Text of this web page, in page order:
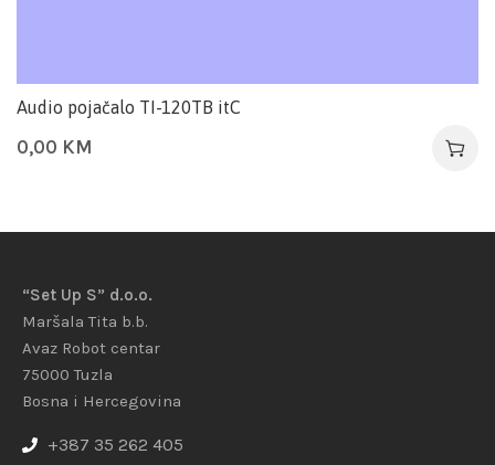
Audio pojačalo TI-120TB itC
0,00 KM
“Set Up S” d.o.o.
Maršala Tita b.b.
Avaz Robot centar
75000 Tuzla
Bosna i Hercegovina
+387 35 262 405